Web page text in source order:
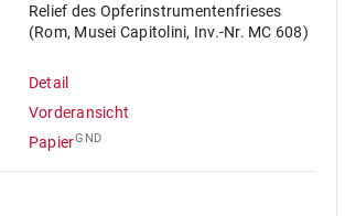
Relief des Opferinstrumentenfrieses
(Rom, Musei Capitolini, Inv.-Nr. MC 608)
Detail
Vorderansicht
PapierGND